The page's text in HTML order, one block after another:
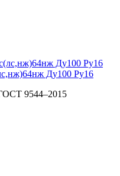
Ду100 Ру16
9544–2015